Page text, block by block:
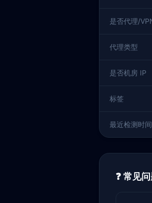
是否代理/
代理类型
是否机房 IP
标签
最近检测时间
❓ 常见